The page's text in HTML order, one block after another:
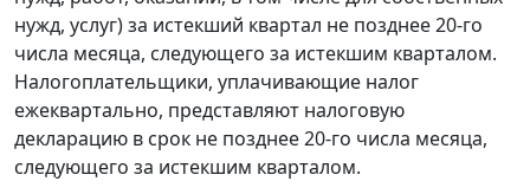
нужд, услуг) за истекший квартал не позднее 20-го
числа месяца, следующего за истекшим кварталом.
Налогоплательщики, уплачивающие налог
ежеквартально, представляют налоговую
декларацию в срок не позднее 20-го числа месяца,
следующего за истекшим кварталом.